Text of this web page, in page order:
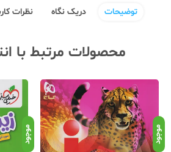
توضیحات دریک نگاه نظرات
محصولات مرتبط با
موجود موجود